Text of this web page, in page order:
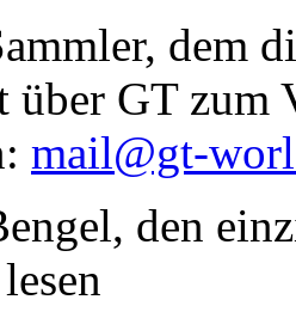
dem
über GT zum
mail@gt-
den